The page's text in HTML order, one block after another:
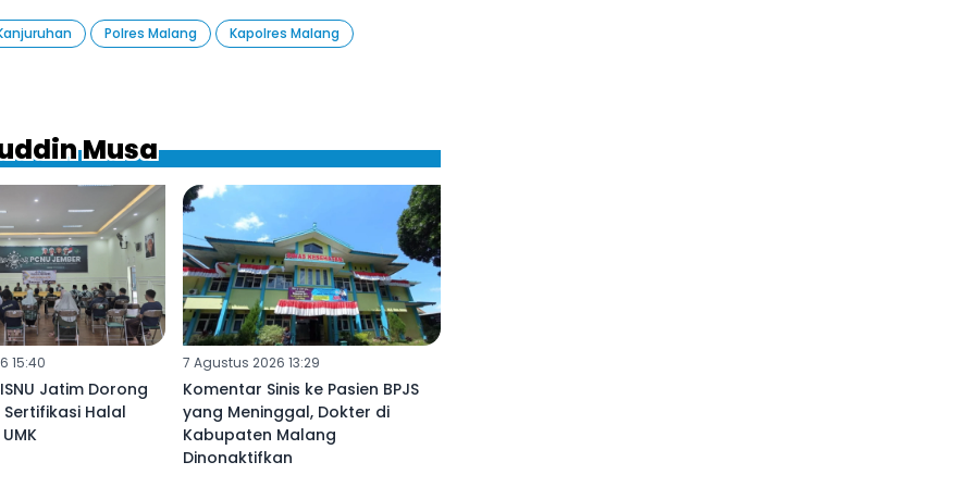
Polres Malang Kapolres Malang
Musa
15:40
Jatim Dorong
Halal
7 Agustus 2026 13:29
Komentar Sinis ke Pasien BPJS
yang Meninggal, Dokter di
Kabupaten Malang
Dinonaktifkan